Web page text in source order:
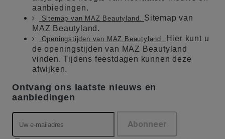
aanbiedingen.
Sitemap van MAZ Beautyland. Sitemap van
MAZ Beautyland.
Openingstijden van MAZ Beautyland.
Hier kunt u
de openingstijden van MAZ Beautyland
vinden. Tijdens feestdagen kunnen deze
afwijken.
Ontvang ons laatste nieuws en
aanbiedingen